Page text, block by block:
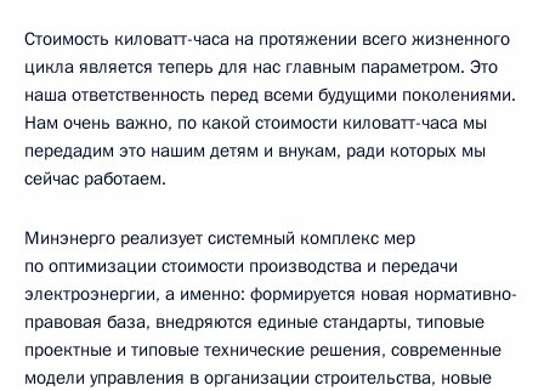
Стоимость киловатт-часа на протяжении всего жизненного
цикла является теперь для нас главным параметром. Это
наша ответственность перед всеми будущими поколениями.
Нам очень важно, по какой стоимости киловатт-часа мы
передадим это нашим детям и внукам, ради которых мы
сейчас работаем.
Минэнерго реализует системный комплекс мер
по оптимизации стоимости производства и передачи
электроэнергии, а именно: формируется новая нормативно-
правовая база, внедряются единые стандарты, типовые
проектные и типовые технические решения, современные
модели управления в организации строительства, новые